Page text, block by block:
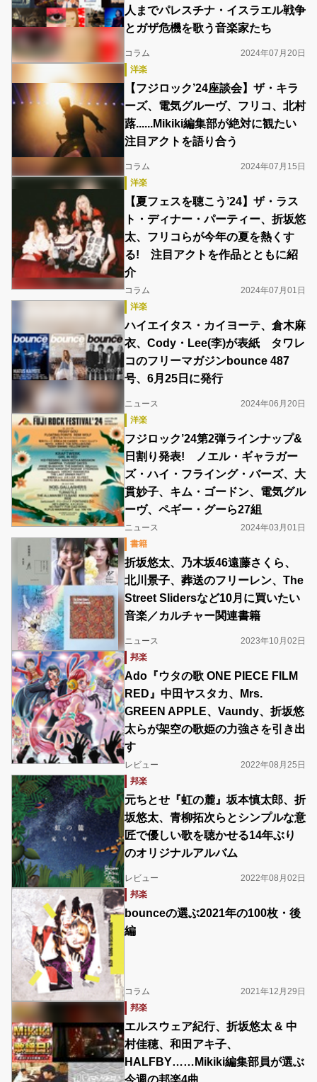
人までパレスチナ・イスラエル戦争
とガザ危機を歌う音楽家たち
コラム
2024年07月20日
洋楽
【フジロック’24座談会】ザ・キラ
ーズ、電気グルーヴ、フリコ、北村
蕗......Mikiki編集部が絶対に観たい
注目アクトを語り合う
コラム
2024年07月15日
洋楽
【夏フェスを聴こう’24】ザ・ラス
ト・ディナー・パーティー、折坂悠
太、フリコらが今年の夏を熱くす
る! 注目アクトを作品とともに紹
介
コラム
2024年07月01日
洋楽
ハイエイタス・カイヨーテ、倉木麻
衣、Cody・Lee(李)が表紙 タワレ
コのフリーマガジンbounce 487
号、6月25日に発行
ニュース
2024年06月20日
洋楽
フジロック’24第2弾ラインナップ&
日割り発表! ノエル・ギャラガー
ズ・ハイ・フライング・バーズ、大
貫妙子、キム・ゴードン、電気グル
ーヴ、ペギー・グーら27組
ニュース
2024年03月01日
書籍
折坂悠太、乃木坂46遠藤さくら、
北川景子、葬送のフリーレン、The
Street Slidersなど10月に買いたい
音楽／カルチャー関連書籍
ニュース
2023年10月02日
邦楽
Ado『ウタの歌 ONE PIECE FILM
RED』中田ヤスタカ、Mrs.
GREEN APPLE、Vaundy、折坂悠
太らが架空の歌姫の力強さを引き出
す
レビュー
2022年08月25日
邦楽
元ちとせ『虹の麓』坂本慎太郎、折
坂悠太、青柳拓次らとシンプルな意
匠で優しい歌を聴かせる14年ぶり
のオリジナルアルバム
レビュー
2022年08月02日
邦楽
bounceの選ぶ2021年の100枚・後
編
コラム
2021年12月29日
邦楽
エルスウェア紀行、折坂悠太 & 中
村佳穂、和田アキ子、
HALFBY……Mikiki編集部員が選ぶ
今週の邦楽4曲